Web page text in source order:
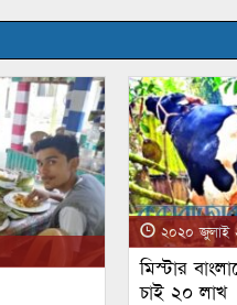
২০২০ জুলাই
মিস্টার
চাই ২০ লাখ